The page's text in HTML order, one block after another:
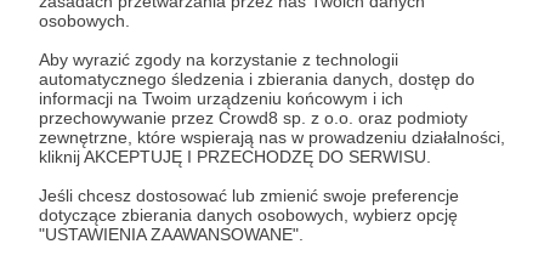
osobowych.
Aby wyrazić zgody na korzystanie z technologii
automatycznego śledzenia i zbierania danych, dostęp do
informacji na Twoim urządzeniu końcowym i ich
przechowywanie przez Crowd8 sp. z o.o. oraz podmioty
zewnętrzne, które wspierają nas w prowadzeniu działalności,
kliknij AKCEPTUJĘ I PRZECHODZĘ DO SERWISU.
Jeśli chcesz dostosować lub zmienić swoje preferencje
dotyczące zbierania danych osobowych, wybierz opcję
"USTAWIENIA ZAAWANSOWANE".
Zapamiętaj mnie Zapomniałeś hasła?
Zaloguj
lub